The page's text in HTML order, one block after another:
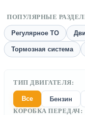
ПОПУЛЯРНЫЕ
Регулярное ТО
Тормозная система
ТИП ДВИГАТЕЛЯ:
Все Бензин
КОРОБКА ПЕРЕДАЧ: